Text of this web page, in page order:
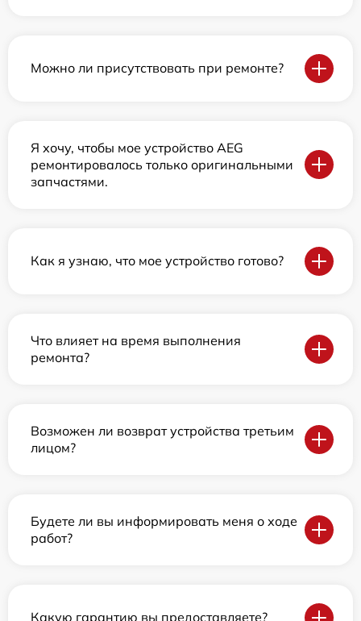
Можно ли присутствовать при ремонте?
Я хочу, чтобы мое устройство AEG
ремонтировалось только оригинальными
запчастями.
Как я узнаю, что мое устройство готово?
Что влияет на время выполнения
ремонта?
Возможен ли возврат устройства третьим
лицом?
Будете ли вы информировать меня о ходе
работ?
Какую гарантию вы предоставляете?